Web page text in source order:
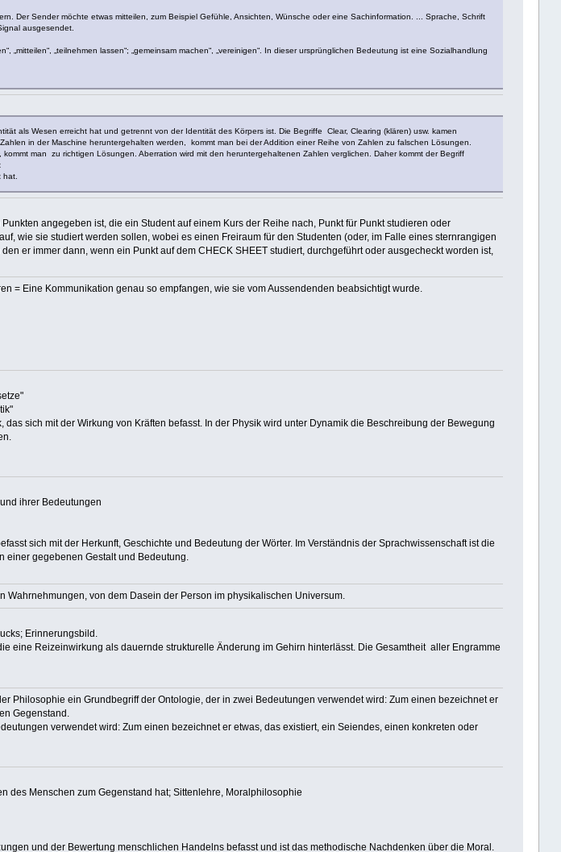
Der Sender möchte etwas mitteilen, zum Beispiel Gefühle, Ansichten, Wünsche oder eine Sachinformation. ... Sprache, Schrift
ausgesendet.
„mitteilen“, „teilnehmen lassen“; „gemeinsam machen“, „vereinigen“. In dieser ursprünglichen Bedeutung ist eine Sozialhandlung
als Wesen erreicht hat und getrennt von der Identität des Körpers ist. Die Begriffe Clear, Clearing (klären) usw. kamen
in der Maschine heruntergehalten werden, kommt man bei der Addition einer Reihe von Zahlen zu falschen Lösungen.
man zu richtigen Lösungen. Aberration wird mit den heruntergehaltenen Zahlen verglichen. Daher kommt der Begriff
hat.
angegeben ist, die ein Student auf einem Kurs der Reihe nach, Punkt für Punkt studieren oder
wie sie studiert werden sollen, wobei es einen Freiraum für den Studenten (oder, im Falle eines sternrangigen
er immer dann, wenn ein Punkt auf dem CHECK SHEET studiert, durchgeführt oder ausgecheckt worden ist,
= Eine Kommunikation genau so empfangen, wie sie vom Aussendenden beabsichtigt wurde.
sich mit der Wirkung von Kräften befasst. In der Physik wird unter Dynamik die Beschreibung der Bewegung
ihrer Bedeutungen
sich mit der Herkunft, Geschichte und Bedeutung der Wörter. Im Verständnis der Sprachwissenschaft ist die
einer gegebenen Gestalt und Bedeutung.
von dem Dasein der Person im physikalischen Universum.
Erinnerungsbild.
eine Reizeinwirkung als dauernde strukturelle Änderung im Gehirn hinterlässt. Die Gesamtheit aller Engramme
Philosophie ein Grundbegriff der Ontologie, der in zwei Bedeutungen verwendet wird: Zum einen bezeichnet er
Gegenstand.
verwendet wird: Zum einen bezeichnet er etwas, das existiert, ein Seiendes, einen konkreten oder
des Menschen zum Gegenstand hat; Sittenlehre, Moralphilosophie
und der Bewertung menschlichen Handelns befasst und ist das methodische Nachdenken über die Moral.